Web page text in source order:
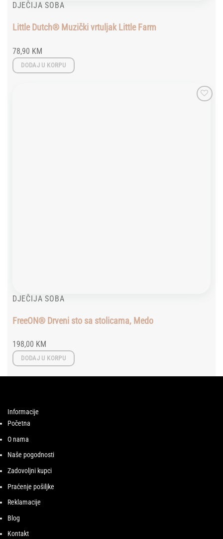
DJEČIJA SOBA
Little Dutch® Muzički vrtuljak Little Farm
78,90 KM
DODAJ U KORPU
DJEČIJA SOBA
FreeON® Drveni sto sa stolicama, Medo
198,00 KM
DODAJ U KORPU
Informacije
Početna
O nama
Naše pogodnosti
Zadovoljni kupci
Praćenje pošiljke
Reklamacije
Blog
Kontakt